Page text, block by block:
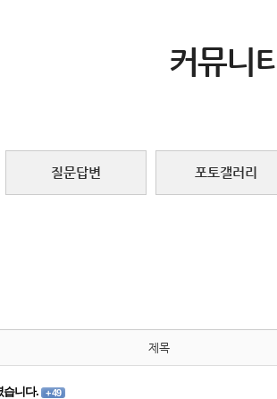
커뮤니티
질문답변 포토갤러리
제목
습니다. + 49